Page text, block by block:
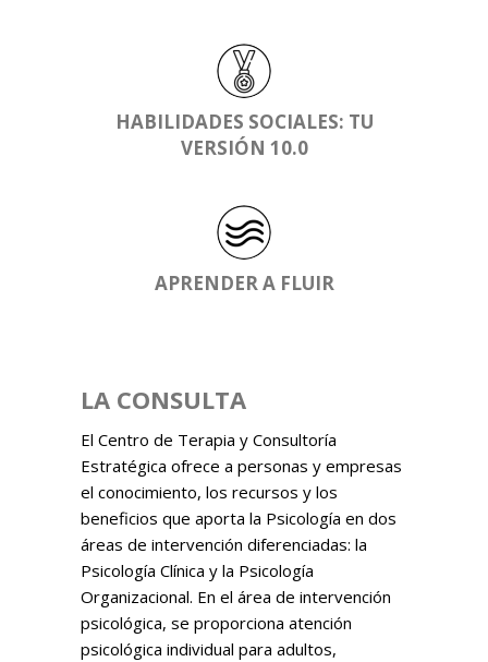
HABILIDADES SOCIALES: TU
VERSIÓN 10.0
APRENDER A FLUIR
LA CONSULTA
El Centro de Terapia y Consultoría
Estratégica ofrece a personas y empresas
el conocimiento, los recursos y los
beneficios que aporta la Psicología en dos
áreas de intervención diferenciadas: la
Psicología Clínica y la Psicología
Organizacional. En el área de intervención
psicológica, se proporciona atención
psicológica individual para adultos,